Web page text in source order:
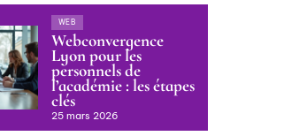
WEB
Webconvergence
Lyon pour les
personnels de
l’académie : les étapes
clés
25 mars 2026